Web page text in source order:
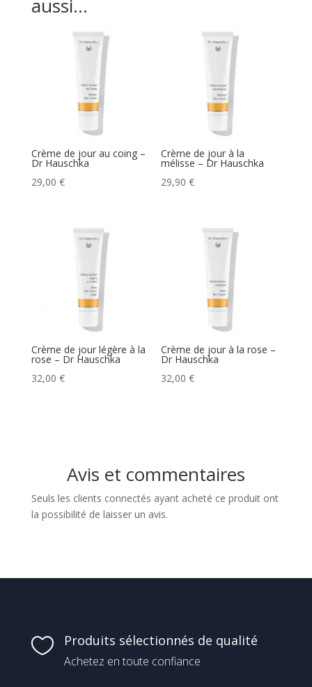
aussi…
Crème de jour au coing –
Dr Hauschka
29,00 €
Crème de jour à la
mélisse – Dr Hauschka
29,90€
Crème de jour légère à la
rose – Dr Hauschka
32,00 €
Crème de jour à la rose –
Dr Hauschka
32,00€
Avis et commentaires
Seuls les clients connectés ayant acheté ce produit ont
la possibilité de laisser un avis.
 Produits sélectionnés de qualité
Achetez en toute confiance